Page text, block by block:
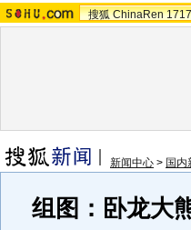
搜狐 ChinaRen
新闻中心 > 国内
组图：卧龙大